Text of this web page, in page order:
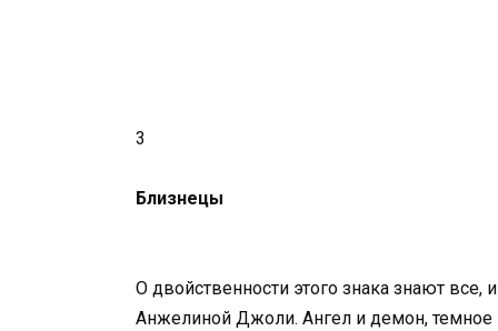
3
Близнецы
О двойственности этого знака знают
Анжелиной Джоли. Ангел и демон, темное